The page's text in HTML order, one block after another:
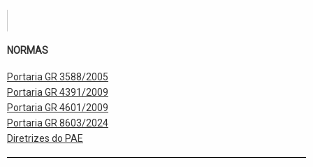
NORMAS
Portaria GR 3588/2005
Portaria GR 4391/2009
Portaria GR 4601/2009
Portaria GR 8603/2024
Diretrizes do PAE